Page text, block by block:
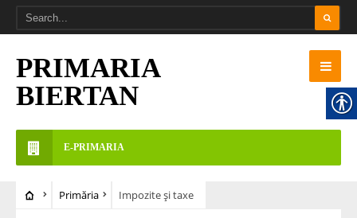
PRIMARIA
BIERTAN
E-PRIMARIA
Primăria Impozite şi taxe